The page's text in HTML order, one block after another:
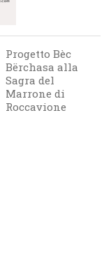
Progetto Bèc
Bërchasa alla
Sagra del
Marrone di
Roccavione